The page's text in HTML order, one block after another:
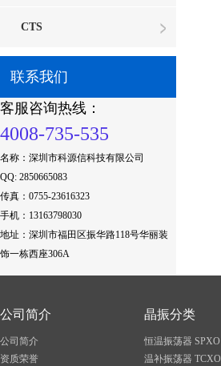
CTS
联系我们
客服咨询热线：
4008-735-535
名称：深圳市科源信科技有限公司
QQ: 2850665083
传真：0755-23616323
手机：13163798030
地址： 深圳市福田区振华路118号华丽装
饰一栋西座306A
公司简介
公司简介
资质荣誉
晶振分类
恒温振荡器 SPXO
温补振荡器 TCXO